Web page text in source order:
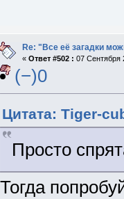
Re: "Все её загадки
« Ответ #502 : 07 Сентября
(−)0
Цитата: Tiger-
Просто
Тогда